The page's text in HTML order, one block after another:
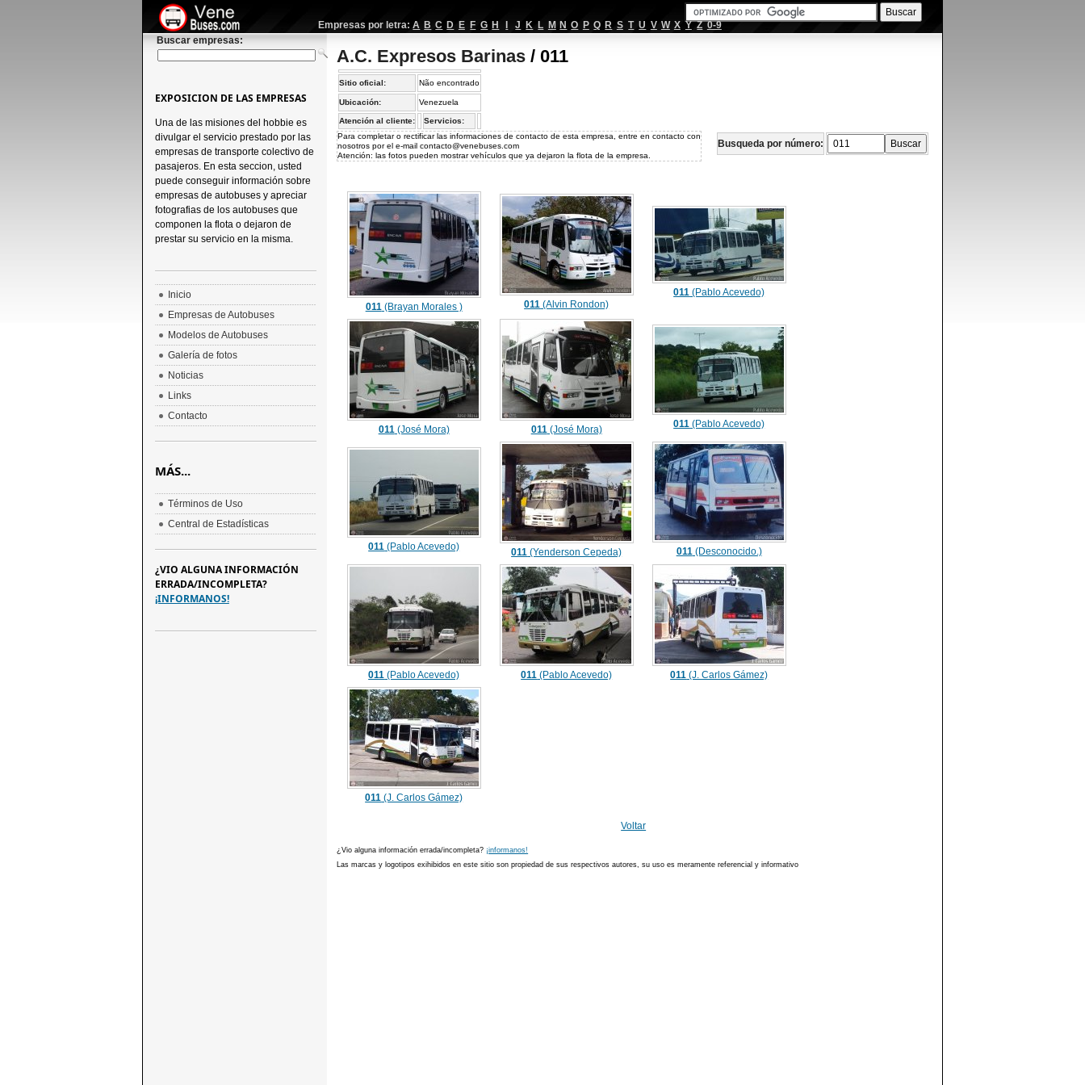
Empresas por letra: A B C D E F G H J K L M N O P Q R S T U V W X Y Z 0-9
Buscar empresas:
A.C. Expresos Barinas / 011
Sitio oficial: Não encontrado
Ubicación: Venezuela
Atención al cliente:
Servicios:
Para completar o rectificar las informaciones de contacto de esta empresa, entre en contacto con
nosotros por el e-mailcontacto@venebuses.com
Atención: las fotos pueden mostrar vehículos que ya dejaron la flota de la empresa.
Busqueda por número:
011(Brayan Morales ) 011 (Alvin Rondon)
011 (Pablo Acevedo)
011(José Mora) 011(José Mora) 011 (Pablo Acevedo)
011 (Pablo Acevedo) 011 (Yenderson Cepeda) 011(Desconocido.)
011 (Pablo Acevedo) 011 (Pablo Acevedo) 011 (J. Carlos Gámez)
011 (J. Carlos Gámez)
Voltar
¿Vio alguna información errada/incompleta? ¡informanos!
Las marcas y logotipos exihibidos en este sitio son propiedad de sus respectivos autores, su uso es meramente referencial y informativo
EXPOSICION DE LAS EMPRESAS
Una de las misiones del hobbie es
divulgar el servicio prestado por las
empresas de transporte colectivo de
pasajeros. En esta seccion, usted
puede conseguir información sobre
empresas de autobuses y apreciar
fotografias de los autobuses que
componen la flota o dejaron de
prestar su servicio en la misma.
Inicio
Empresas de Autobuses
Modelos de Autobuses
Galería de fotos
Noticias
Links
Contacto
MÁS...
Términos de Uso
Central de Estadísticas
¿VIO ALGUNA INFORMACIÓN
ERRADA/INCOMPLETA?
¡INFORMANOS!